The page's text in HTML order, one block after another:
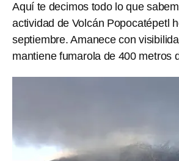
Aquí te decimos todo lo que
actividad de Volcán Popocatépetl
septiembre. Amanece con
mantiene fumarola de 400 metros